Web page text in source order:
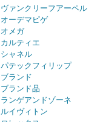
ヴァンクリーフアーペル
オーデマピゲ
オメガ
カルティエ
シャネル
パテックフィリップ
ブランド
ブランド品
ランゲアンドゾーネ
ルイヴィトン